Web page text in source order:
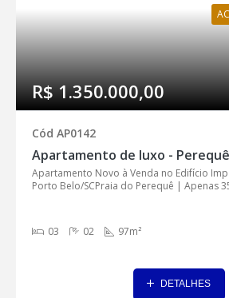
R$ 1.350.000,00
Cód AP0142
Apartamento Novo à Venda no Edifício
Porto Belo/SCPraia do Perequê | Apenas
03 02 97m²
DETALHES